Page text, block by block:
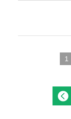
1